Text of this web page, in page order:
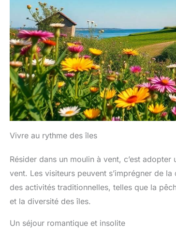
Vivre au rythme des îles
Résider dans un moulin à vent, c’est
vent. Les visiteurs peuvent s’imprégner de
des activités traditionnelles, telles que la
et la diversité des îles.
Un séjour romantique et insolite